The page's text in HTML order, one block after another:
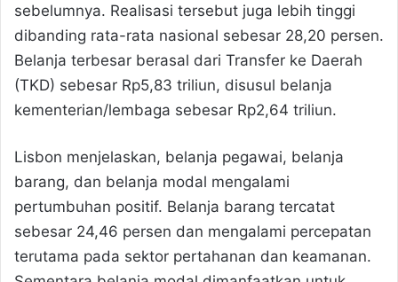
sebelumnya. Realisasi tersebut juga lebih tinggi
dibanding rata-rata nasional sebesar 28,20 persen.
Belanja terbesar berasal dari Transfer ke Daerah
(TKD) sebesar Rp5,83 triliun, disusul belanja
kementerian/lembaga sebesar Rp2,64 triliun.
Lisbon menjelaskan, belanja pegawai, belanja
barang, dan belanja modal mengalami
pertumbuhan positif. Belanja barang tercatat
sebesar 24,46 persen dan mengalami percepatan
terutama pada sektor pertahanan dan keamanan.